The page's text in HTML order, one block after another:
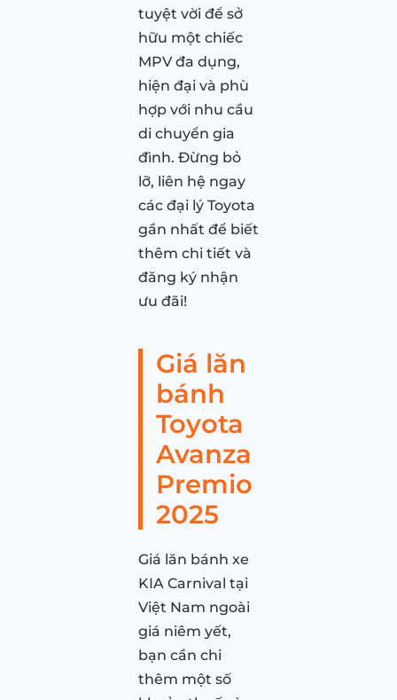
tuyệt vời để sở
hữu một chiếc
MPV đa dụng,
hiện đại và phù
hợp với nhu cầu
di chuyển gia
đình. Đừng bỏ
lỡ, liên hệ ngay
các đại lý Toyota
gần nhất để biết
thêm chi tiết và
đăng ký nhận
ưu đãi!
Giá lăn
bánh
Toyota
Avanza
Premio
2025
Giá lăn bánh xe
KIA Carnival tại
Việt Nam ngoài
giá niêm yết,
bạn cần chi
thêm một số